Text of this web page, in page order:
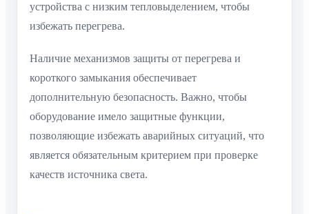
устройства с низким тепловыделением, чтобы
избежать перегрева.
Наличие механизмов защиты от перегрева и
короткого замыкания обеспечивает
дополнительную безопасность. Важно, чтобы
оборудование имело защитные функции,
позволяющие избежать аварийных ситуаций, что
является обязательным критерием при проверке
качеств источника света.